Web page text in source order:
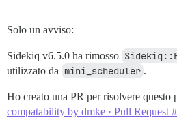
Solo un avviso:
Sidekiq v6.5.0 ha rimosso
utilizzato da mini_scheduler .
Ho creato una PR per risolvere questo
compatability by dmke · Pull Request